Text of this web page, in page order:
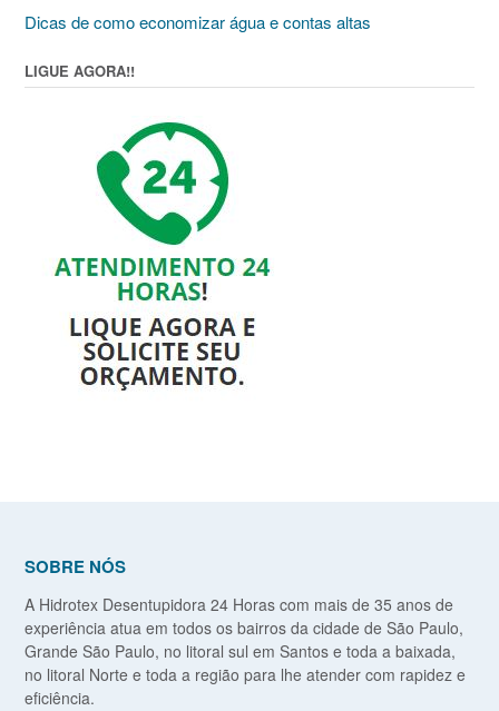
Dicas de como economizar água e contas altas
LIGUE AGORA!!
SOBRE NÓS
A Hidrotex Desentupidora 24 Horas com mais de 35 anos de
experiência atua em todos os bairros da cidade de São Paulo,
Grande São Paulo, no litoral sul em Santos e toda a baixada,
no litoral Norte e toda a região para lhe atender com rapidez e
eficiência.